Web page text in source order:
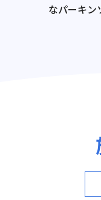
なパーキン